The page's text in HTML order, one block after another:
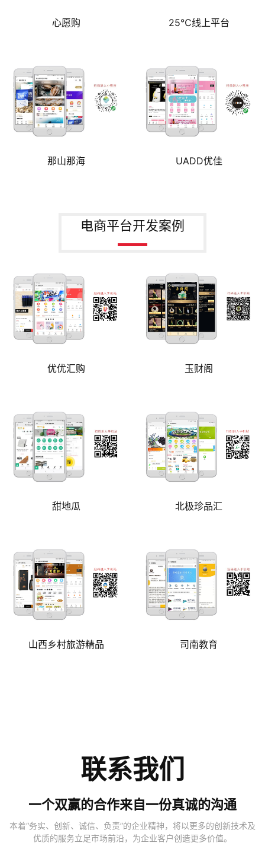
心愿购 25℃线上平台
那山那海 UADD优佳
电商平台开发案例
优优汇购 玉财阁
甜地瓜 北极珍品汇
山西乡村旅游精品 司南教育
联系我们
一个双赢的合作来自一份真诚的沟通
本着“务实、创新、诚信、负责”的企业精神，将以更多的创新技术及
优质的服务立足市场前沿，为企业客户创造更多价值。